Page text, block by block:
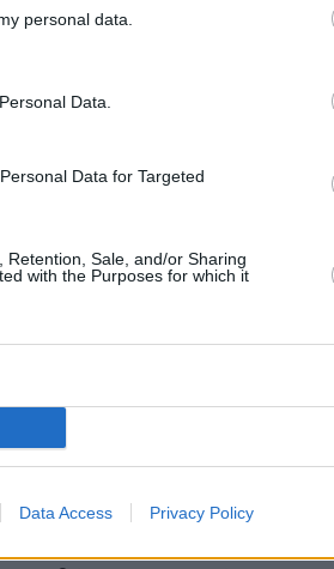
personal data.
Data.
Data for Targeted
Sale, and/or Sharing
with the Purposes for which it
Data Access Privacy Policy
είμαι σίγουρη πως θα βρω
στη Δικαιοσύνη και στο
που μας επιδόθηκε
στην
τις επόμενες ώρες. Η
Παναγιωτάκηκαι στην
όπως ενημερώθηκα,
και άλλα άτομα ως